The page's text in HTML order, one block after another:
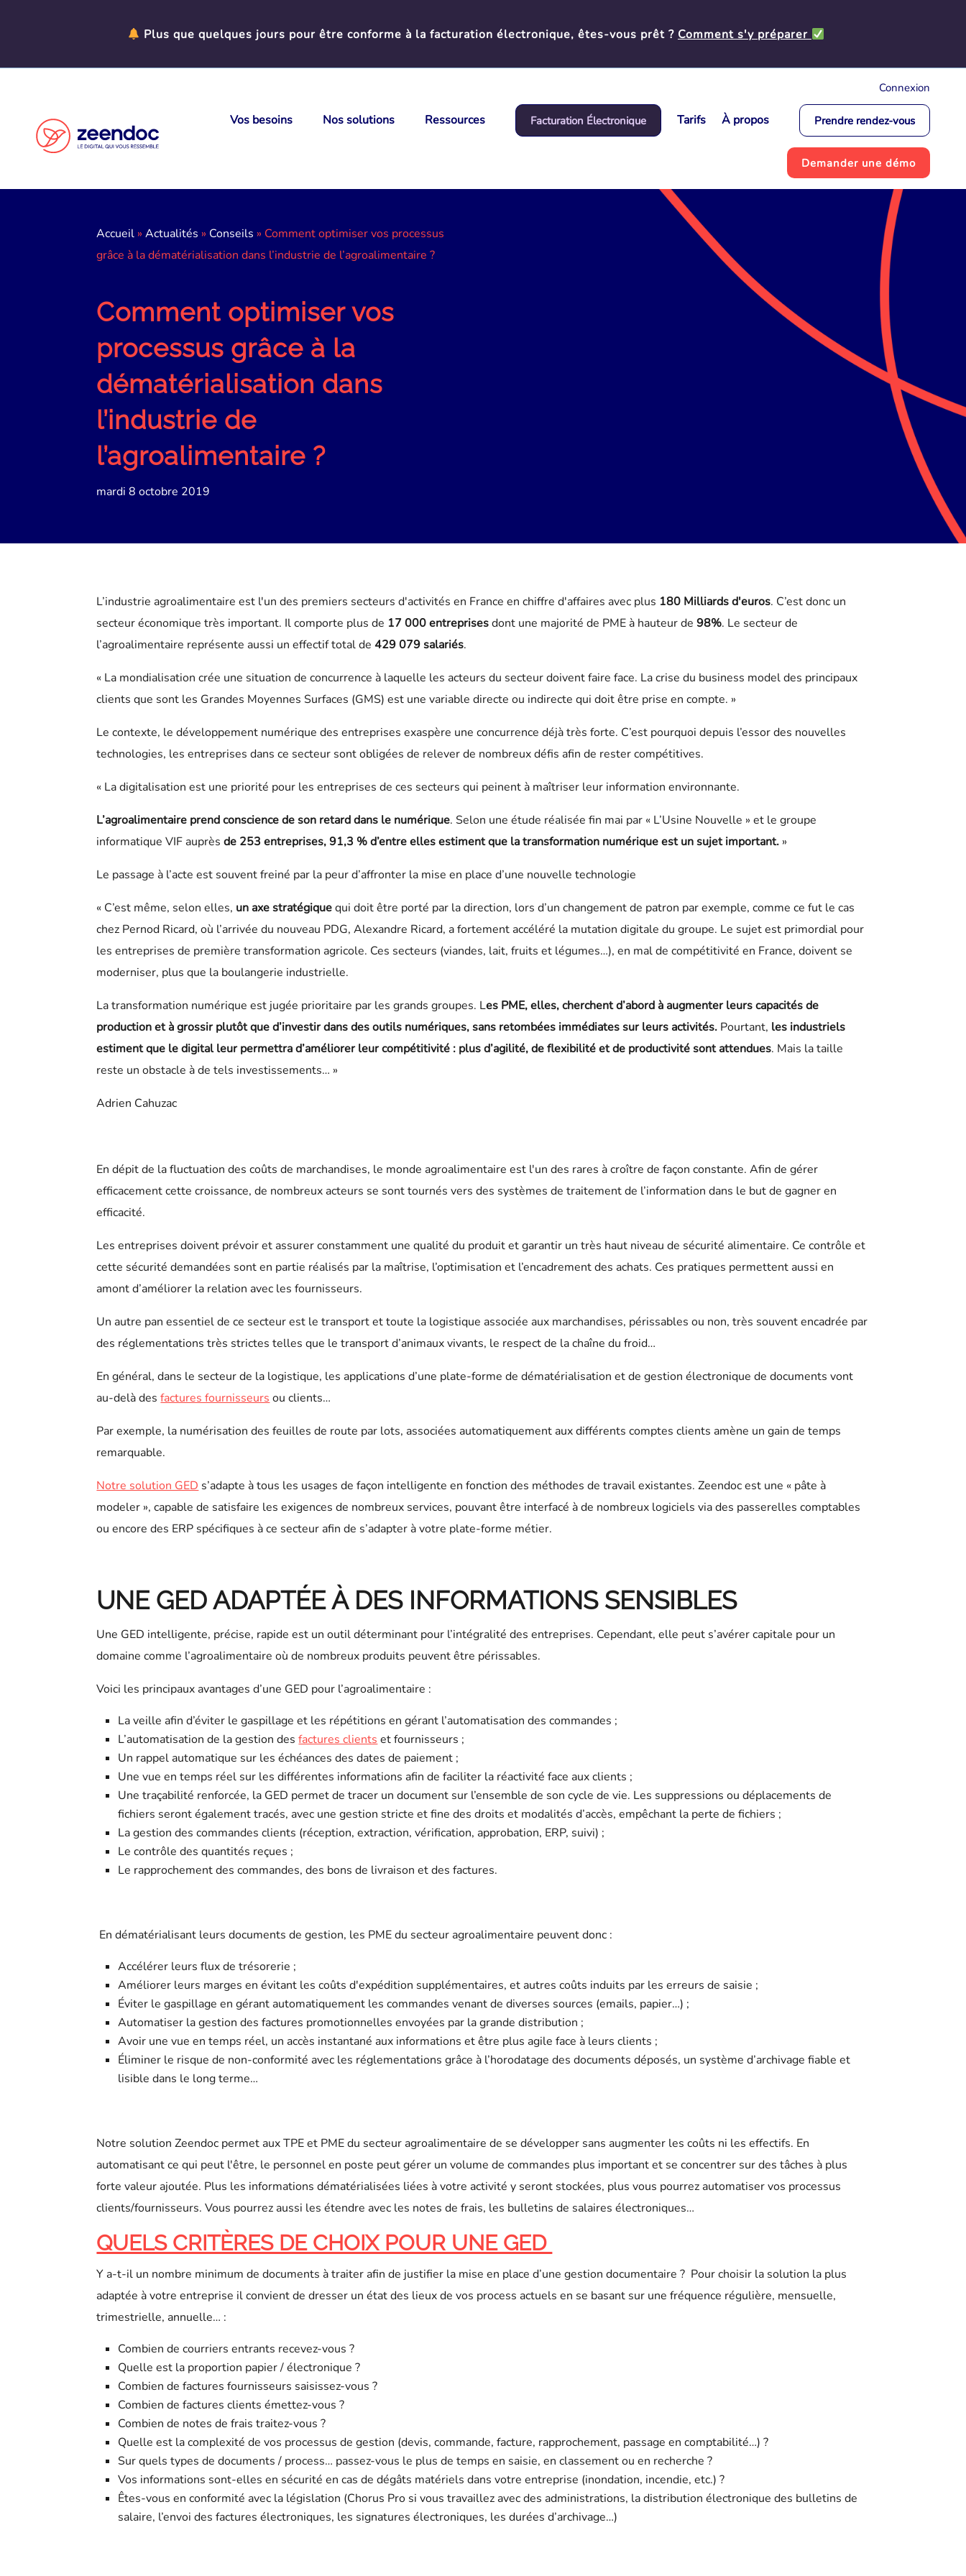
Plus que quelques jours pour être conforme à la facturation électronique, êtes-vous prêt ? Comment s'y préparer
Connexion
Vos besoins Nos solutions Ressources Facturation Électronique Tarifs À propos Prendre rendez-vous
Demander une démo
Accueil »Actualités » Conseils » Comment optimiser vos processus
grâce à la dématérialisation dans l’industrie de l’agroalimentaire ?
Comment optimiser vos
processus grâce à la
dématérialisation dans
l’industrie de
l’agroalimentaire ?
mardi 8 octobre 2019
L’industrie agroalimentaire est l'un des premiers secteurs d'activités en France en chiffre d'affaires avec plus 180 Milliards d'euros. C’est donc un
secteur économique très important. Il comporte plus de 17 000 entreprisesdont une majorité de PME à hauteur de98%. Le secteur de
l’agroalimentaire représente aussi un effectif total de429 079 salariés.
« La mondialisation crée une situation de concurrence à laquelle les acteurs du secteur doivent faire face. La crise du business model des principaux
clients que sont les Grandes Moyennes Surfaces (GMS) est une variable directe ou indirecte qui doit être prise en compte. »
Le contexte, le développement numérique des entreprises exaspère une concurrence déjà très forte. C’est pourquoi depuis l’essor des nouvelles
technologies, les entreprises dans ce secteur sont obligées de relever de nombreux défis afin de rester compétitives.
« La digitalisation est une priorité pour les entreprises de ces secteurs qui peinent à maîtriser leur information environnante.
L’agroalimentaire prend conscience de son retard dans le numérique. Selon une étude réalisée fin mai par « L’Usine Nouvelle » et le groupe
informatique VIF auprèsde 253 entreprises, 91,3 % d’entre elles estiment que la transformation numérique est un sujet important. »
Le passage à l’acte est souvent freiné par la peur d’affronter la mise en place d’une nouvelle technologie
« C’est même, selon elles, un axe stratégiquequi doit être porté par la direction, lors d’un changement de patron par exemple, comme ce fut le cas
chez Pernod Ricard, où l’arrivée du nouveau PDG, Alexandre Ricard, a fortement accéléré la mutation digitale du groupe. Le sujet est primordial pour
les entreprises de première transformation agricole. Ces secteurs (viandes, lait, fruits et légumes…), en mal de compétitivité en France, doivent se
moderniser, plus que la boulangerie industrielle.
La transformation numérique est jugée prioritaire par les grands groupes. Les PME, elles, cherchent d’abord à augmenter leurs capacités de
production et à grossir plutôt que d’investir dans des outils numériques, sans retombées immédiates sur leurs activités. Pourtant, les industriels
estiment que le digital leur permettra d’améliorer leur compétitivité : plus d’agilité, de flexibilité et de productivité sont attendues. Mais la taille
reste un obstacle à de tels investissements… »
Adrien Cahuzac
En dépit de la fluctuation des coûts de marchandises, le monde agroalimentaire est l'un des rares à croître de façon constante. Afin de gérer
efficacement cette croissance, de nombreux acteurs se sont tournés vers des systèmes de traitement de l’information dans le but de gagner en
efficacité.
Les entreprises doivent prévoir et assurer constamment une qualité du produit et garantir un très haut niveau de sécurité alimentaire. Ce contrôle et
cette sécurité demandées sont en partie réalisés par la maîtrise, l’optimisation et l’encadrement des achats. Ces pratiques permettent aussi en
amont d’améliorer la relation avec les fournisseurs.
Un autre pan essentiel de ce secteur est le transport et toute la logistique associée aux marchandises, périssables ou non, très souvent encadrée par
des réglementations très strictes telles que le transport d’animaux vivants, le respect de la chaîne du froid…
En général, dans le secteur de la logistique, les applications d’une plate-forme de dématérialisation et de gestion électronique de documents vont
au-delà desfactures fournisseurs ou clients…
Par exemple, la numérisation des feuilles de route par lots, associées automatiquement aux différents comptes clients amène un gain de temps
remarquable.
Notre solution GED s’adapte à tous les usages de façon intelligente en fonction des méthodes de travail existantes. Zeendoc est une « pâte à
modeler », capable de satisfaire les exigences de nombreux services, pouvant être interfacé à de nombreux logiciels via des passerelles comptables
ou encore des ERP spécifiques à ce secteur afin de s’adapter à votre plate-forme métier.
UNE GED ADAPTÉE À DES INFORMATIONS SENSIBLES
Une GED intelligente, précise, rapide est un outil déterminant pour l’intégralité des entreprises. Cependant, elle peut s’avérer capitale pour un
domaine comme l’agroalimentaire où de nombreux produits peuvent être périssables.
Voici les principaux avantages d’une GED pour l’agroalimentaire :
La veille afin d’éviter le gaspillage et les répétitions en gérant l’automatisation des commandes ;
L’automatisation de la gestion desfactures clients et fournisseurs ;
Un rappel automatique sur les échéances des dates de paiement ;
Une vue en temps réel sur les différentes informations afin de faciliter la réactivité face aux clients ;
Une traçabilité renforcée, la GED permet de tracer un document sur l’ensemble de son cycle de vie. Les suppressions ou déplacements de
fichiers seront également tracés, avec une gestion stricte et fine des droits et modalités d’accès, empêchant la perte de fichiers ;
La gestion des commandes clients (réception, extraction, vérification, approbation, ERP, suivi) ;
Le contrôle des quantités reçues ;
Le rapprochement des commandes, des bons de livraison et des factures.
En dématérialisant leurs documents de gestion, les PME du secteur agroalimentaire peuvent donc :
Accélérer leurs flux de trésorerie ;
Améliorer leurs marges en évitant les coûts d'expédition supplémentaires, et autres coûts induits par les erreurs de saisie ;
Éviter le gaspillage en gérant automatiquement les commandes venant de diverses sources (emails, papier…) ;
Automatiser la gestion des factures promotionnelles envoyées par la grande distribution ;
Avoir une vue en temps réel, un accès instantané aux informations et être plus agile face à leurs clients ;
Éliminer le risque de non-conformité avec les réglementations grâce à l’horodatage des documents déposés, un système d’archivage fiable et
lisible dans le long terme…
Notre solution Zeendoc permet aux TPE et PME du secteur agroalimentaire de se développer sans augmenter les coûts ni les effectifs. En
automatisant ce qui peut l'être, le personnel en poste peut gérer un volume de commandes plus important et se concentrer sur des tâches à plus
forte valeur ajoutée. Plus les informations dématérialisées liées à votre activité y seront stockées, plus vous pourrez automatiser vos processus
clients/fournisseurs. Vous pourrez aussi les étendre avec les notes de frais, les bulletins de salaires électroniques…
QUELS CRITÈRES DE CHOIX POUR UNE GED
Y a-t-il un nombre minimum de documents à traiter afin de justifier la mise en place d’une gestion documentaire ? Pour choisir la solution la plus
adaptée à votre entreprise il convient de dresser un état des lieux de vos process actuels en se basant sur une fréquence régulière, mensuelle,
trimestrielle, annuelle… :
Combien de courriers entrants recevez-vous ?
Quelle est la proportion papier / électronique ?
Combien de factures fournisseurs saisissez-vous ?
Combien de factures clients émettez-vous ?
Combien de notes de frais traitez-vous ?
Quelle est la complexité de vos processus de gestion (devis, commande, facture, rapprochement, passage en comptabilité…) ?
Sur quels types de documents / process… passez-vous le plus de temps en saisie, en classement ou en recherche ?
Vos informations sont-elles en sécurité en cas de dégâts matériels dans votre entreprise (inondation, incendie, etc.) ?
Êtes-vous en conformité avec la législation (Chorus Pro si vous travaillez avec des administrations, la distribution électronique des bulletins de
salaire, l’envoi des factures électroniques, les signatures électroniques, les durées d’archivage…)